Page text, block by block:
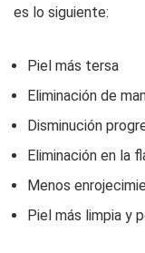
es lo siguiente:
Piel más tersa
Eliminación de
Disminución
Eliminación en la
Menos
Piel más limpia y